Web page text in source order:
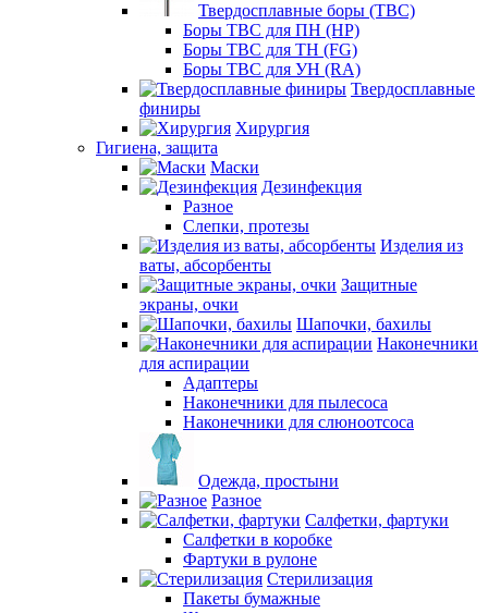
Твердосплавные боры (ТВС)
Боры ТВС для ПН (HP)
Боры ТВС для ТН (FG)
Боры ТВС для УН (RA)
Твердосплавные
финиры
Хирургия
Гигиена, защита
Маски
Дезинфекция
Разное
Слепки, протезы
Изделия из
ваты, абсорбенты
Защитные
экраны, очки
Шапочки, бахилы
Наконечники
для аспирации
Адаптеры
Наконечники для пылесоса
Наконечники для слюноотсоса
Одежда, простыни
Разное
Салфетки, фартуки
Салфетки в коробке
Фартуки в рулоне
Стерилизация
Пакеты бумажные